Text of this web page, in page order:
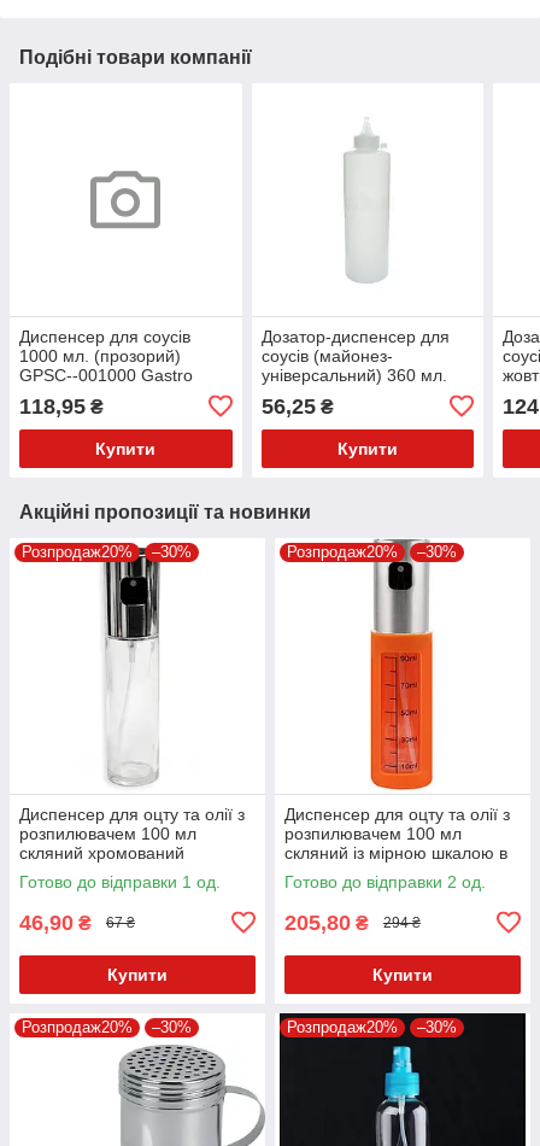
Подібні товари компанії
Диспенсер для соусів
1000 мл. (прозорий)
GPSC--001000 Gastro
ковпачком
118,95 ₴
Купити
Дозатор-диспенсер для
соусів (майонез-
універсальний) 360 мл.
56,25₴
Купити
Акційні пропозиції та новинки
Розпродаж20% –30%
Диспенсер для оцту та олії з
розпилювачем 100 мл
скляний хромований
Готово до відправки 1 од.
46,90 ₴ 67 ₴
Купити
Розпродаж20% –30%
Диспенсер для оцту та олії з
розпилювачем 100 мл
скляний із мірною шкалою в
чохлі
Готово до відправки 2 од.
205,80 ₴ 294 ₴
Купити
Розпродаж20% –30% Розпродаж20% –30%